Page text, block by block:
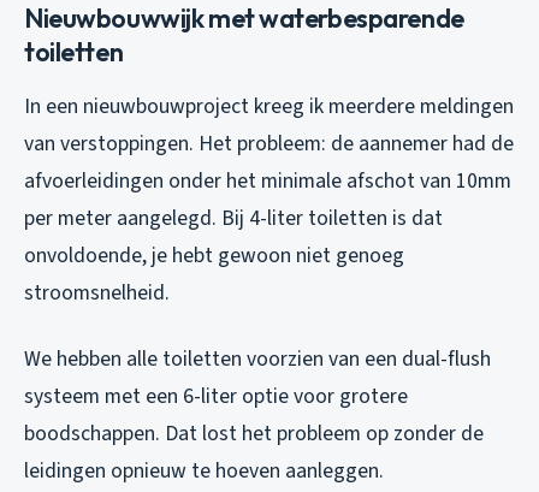
Nieuwbouwwijk met waterbesparende
toiletten
In een nieuwbouwproject kreeg ik meerdere meldingen
van verstoppingen. Het probleem: de aannemer had de
afvoerleidingen onder het minimale afschot van 10mm
per meter aangelegd. Bij 4-liter toiletten is dat
onvoldoende, je hebt gewoon niet genoeg
stroomsnelheid.
We hebben alle toiletten voorzien van een dual-flush
systeem met een 6-liter optie voor grotere
boodschappen. Dat lost het probleem op zonder de
leidingen opnieuw te hoeven aanleggen.